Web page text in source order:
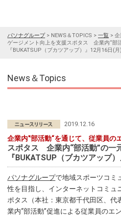
パソナグループ> NEWS＆TOPICS > 一覧 > 企
ゲージメント向上を支援スポタス 企業内“部
『BUKATSUP（ブカツアップ）』12月16日(
News＆Topics
2019.12.16
企業内‟部活動“を通じて、従業員の
スポタス 企業内“部活動”の一
『BUKATSUP（ブカツアップ
パソナグループで地域スポーツコミ
性を目指し、インターネットコミュ
ポタス（本社：東京都千代田区、代
業内“部活動”促進による従業員のエ